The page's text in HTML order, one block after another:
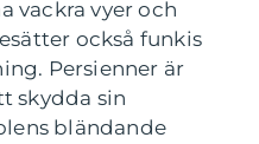
vackra vyer och
också funkis
Persienner är
skydda sin
bländande